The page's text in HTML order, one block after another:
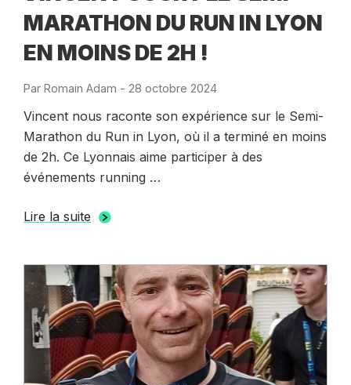
MARATHON DU RUN IN LYON
EN MOINS DE 2H !
Par Romain Adam - Publié
28 octobre 2024
Vincent nous raconte son expérience sur le Semi-
Marathon du Run in Lyon, où il a terminé en moins
de 2h. Ce Lyonnais aime participer à des
événements running …
Lire la suite